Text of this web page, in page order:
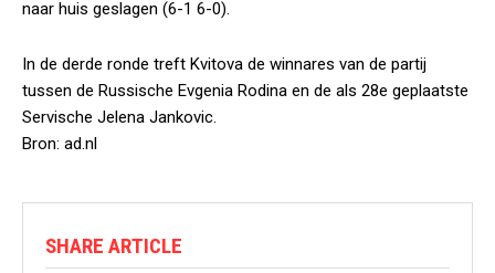
naar huis geslagen (6-1 6-0).
In de derde ronde treft Kvitova de winnares van de partij
tussen de Russische Evgenia Rodina en de als 28e geplaatste
Servische Jelena Jankovic.
Bron: ad.nl
SHARE ARTICLE